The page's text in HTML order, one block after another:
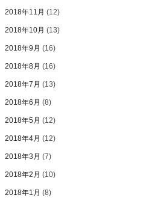
2018年11月 (12)
2018年10月 (13)
2018年9月 (16)
2018年8月 (16)
2018年7月 (13)
2018年6月 (8)
2018年5月 (12)
2018年4月 (12)
2018年3月 (7)
2018年2月 (10)
2018年1月 (8)